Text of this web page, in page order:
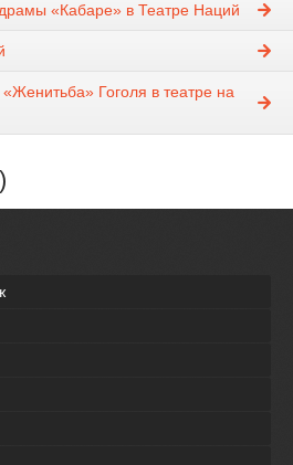
«Кабаре» в Театре Наций
Гоголя в театре на